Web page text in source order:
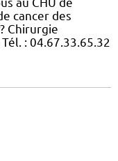
cancer des
Chirurgie
: 04.67.33.65.32